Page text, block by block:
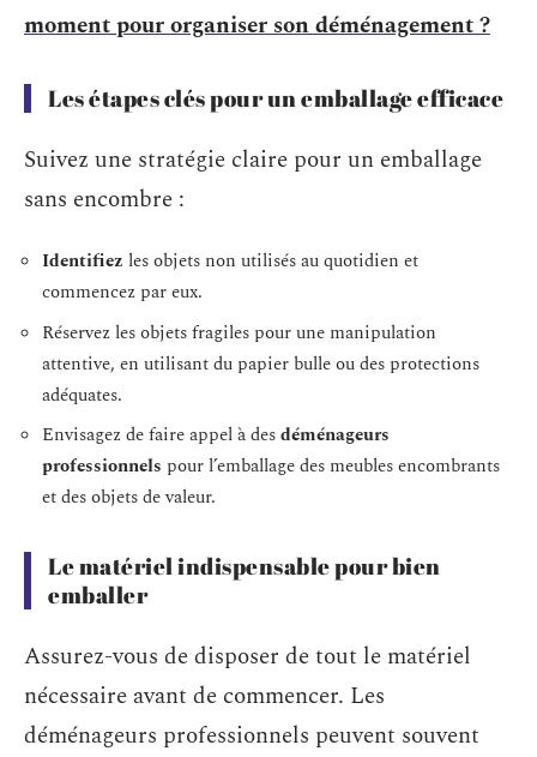
moment pour organiser son déménagement ?
Les étapes clés pour un emballage efficace
Suivez une stratégie claire pour un emballage
sans encombre :
Identifiez les objets non utilisés au quotidien et
commencez par eux.
Réservez les objets fragiles pour une manipulation
attentive, en utilisant du papier bulle ou des protections
adéquates.
Envisagez de faire appel à desdéménageurs
professionnels pour l’emballage des meubles encombrants
et des objets de valeur.
Le matériel indispensable pour bien
emballer
Assurez-vous de disposer de tout le matériel
nécessaire avant de commencer. Les
déménageurs professionnels peuvent souvent